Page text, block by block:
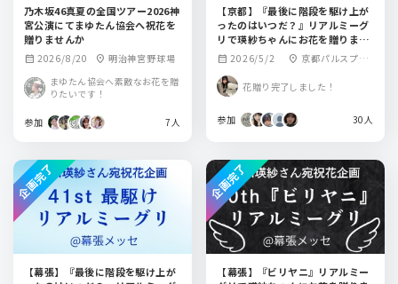
乃木坂46真夏の全国ツアー2026神
宮公演にてまゆたん協会へ祝花を
贈りませんか
calendar_month 2026/8/20 location_on 明治神宮野球場
まゆたん協会へ素敵なお花を贈
りたいです！
参加 7人
【京都】『最後に階段を駆け上が
ったのはいつだ？』リアルミーグ
リで瑛紗ちゃんにお花を贈りませ
んか？
calendar_month 2026/5/2 location_on 京都パルスプラ
花贈り完了しました！
参加 30人
【幕張】『最後に階段を駆け上が
企画完了
【幕張】『ビリヤニ』リアルミー
企画完了